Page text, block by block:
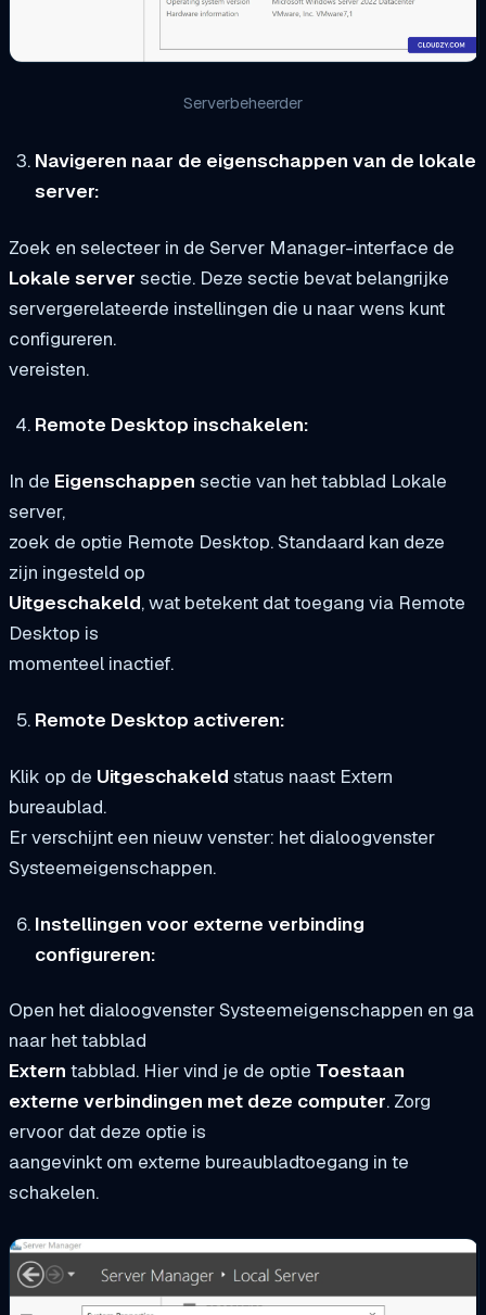
Serverbeheerder
Navigeren naar de eigenschappen van de lokale
server:
Zoek en selecteer in de Server Manager-interface de
Lokale server sectie. Deze sectie bevat belangrijke
servergerelateerde instellingen die u naar wens kunt
configureren.
vereisten.
Remote Desktop inschakelen:
In de Eigenschappen sectie van het tabblad Lokale
server,
zoek de optie Remote Desktop. Standaard kan deze
zijn ingesteld op
Uitgeschakeld, wat betekent dat toegang via Remote
Desktop is
momenteel inactief.
Remote Desktop activeren:
Klik op de Uitgeschakeld status naast Extern
bureaublad.
Er verschijnt een nieuw venster: het dialoogvenster
Systeemeigenschappen.
Instellingen voor externe verbinding
configureren:
Open het dialoogvenster Systeemeigenschappen en ga
naar het tabblad
Extern tabblad. Hier vind je de optie Toestaan
externe verbindingen met deze computer. Zorg
ervoor dat deze optie is
aangevinkt om externe bureaubladtoegang in te
schakelen.